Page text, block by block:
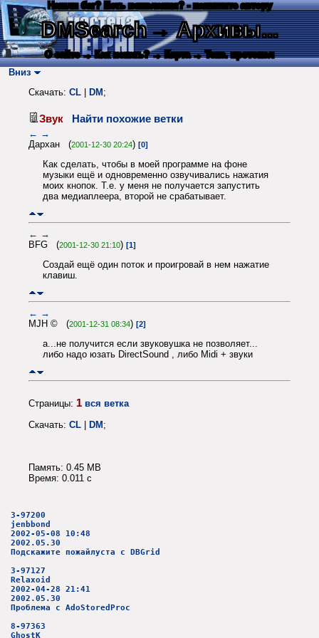
Нашли баг? Есть пожелания? - напишите автору
DMSearch→ Архивы...
О сайте → Как искать? → Карта → Текс. протокол
Вниз
Скачать: CL DM ;
Звук Найти похожие ветки
← →
Дархан (2001-12-30 20:24) [0]
Как сделать, чтобы в моей программе на фоне
музыки ещё и одновременно озвучивались нажатия
моих кнопок. Т.е. у меня не получается запустить
два медиаплеера, второй не срабатывает.
← →
BFG (2001-12-30 21:10) [1]
Создай ещё один поток и проигровай в нем нажатие
клавиш.
← →
MJH © (2001-12-31 08:34) [2]
а...не получится если звуковушка не позволяет...
либо надо юзать DirectSound , либо Midi + звуки
Страницы: 1 вся ветка
Скачать: CL | DM;
Память: 0.45 MB
Время: 0.011 c
3-97200
jenbbond
2002-05-08 10:48
2002.05.30
Подскажите пожайлуста с DBGrid
3-97127
Relaxoid
2002-04-28 21:41
2002.05.30
Проблема с AdoStoredProc
8-97363
GhostK